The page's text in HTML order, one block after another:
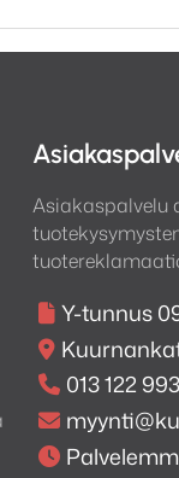
Asiakaspalvelu
Y-tunnus
013 122 993